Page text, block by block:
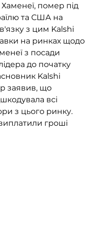
Хаменеї, помер під
та США на
з цим Kalshi
на ринках щодо
з посади
до початку
Kalshi
заявив, що
всі
з цього ринку.
гроші